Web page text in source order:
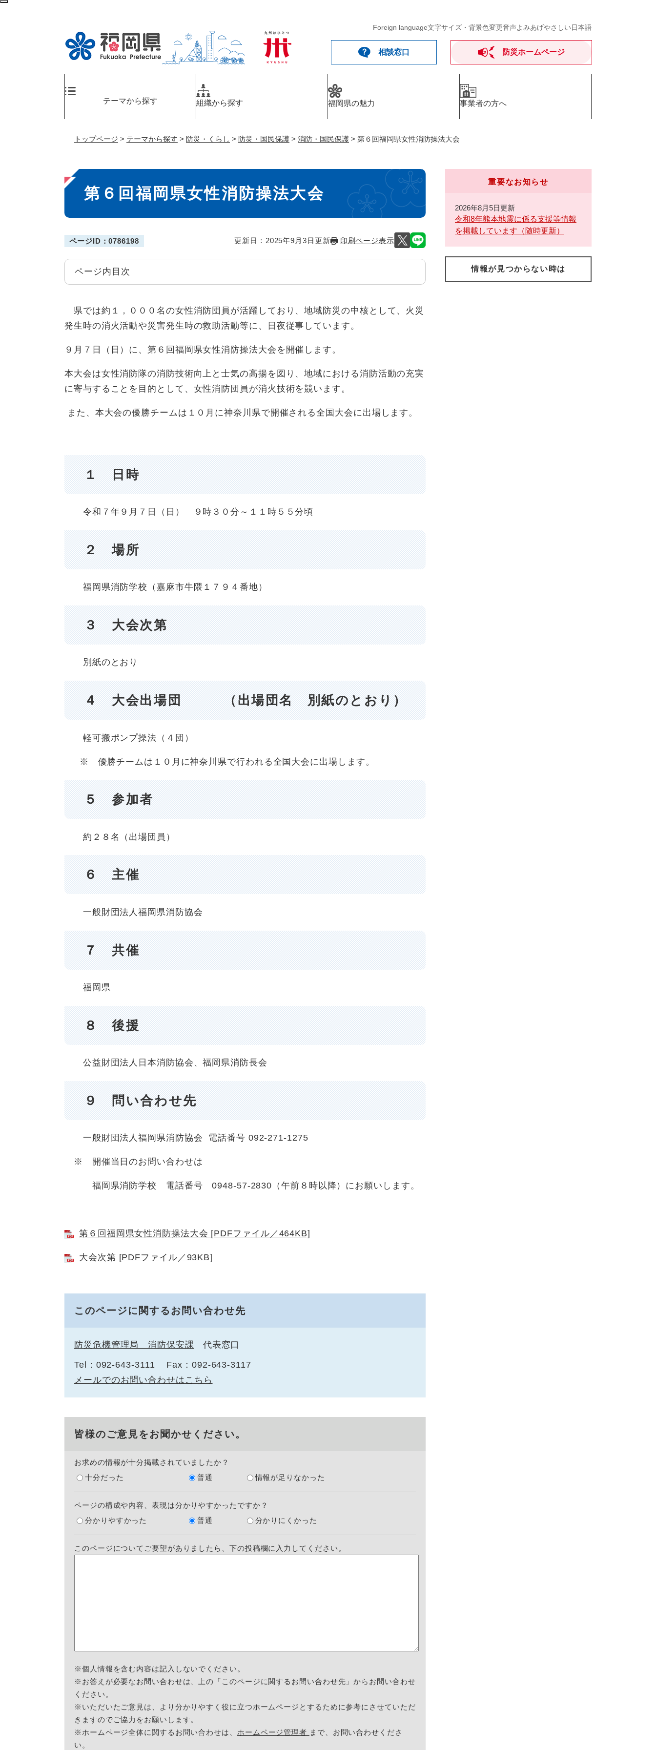
ペ
Foreign language文字サイズ・背景色変更音声よみあげやさしい日本語
相談窓口 防災ホームページ
テーマから探す 組織から探す 福岡県の魅力 事業者の方へ
トップページ > テーマから探す > 防災・くらし > 防災・国民保護 > 消防・国民保護 > 第６回福岡県女性消防操法大会
本
文
第６回福岡県女性消防操法大会
ページID：0786198 更新日：2025年9月3日更新 印刷ページ表示
ページ内目次
県では約１，０００名の女性消防団員が活躍しており、地域防災の中核として、火災
発生時の消火活動や災害発生時の救助活動等に、日夜従事しています。
９月７日（日）に、第６回福岡県女性消防操法大会を開催します。
本大会は女性消防隊の消防技術向上と士気の高揚を図り、地域における消防活動の充実
に寄与することを目的として、女性消防団員が消火技術を競います。
また、本大会の優勝チームは１０月に神奈川県で開催される全国大会に出場します。
１ 日時
令和７年９月７日（日） ９時３０分～１１時５５分頃
２ 場所
福岡県消防学校（嘉麻市牛隈１７９４番地）
３ 大会次第
別紙のとおり
４ 大会出場団 （出場団名 別紙のとおり）
軽可搬ポンプ操法（４団）
※ 優勝チームは１０月に神奈川県で行われる全国大会に出場します。
５ 参加者
約２８名（出場団員）
６ 主催
一般財団法人福岡県消防協会
７ 共催
福岡県
８ 後援
公益財団法人日本消防協会、福岡県消防長会
９ 問い合わせ先
一般財団法人福岡県消防協会 電話番号 092-271-1275
※ 開催当日のお問い合わせは
福岡県消防学校 電話番号 0948-57-2830（午前８時以降）にお願いします。
第６回福岡県女性消防操法大会 [PDFファイル／464KB]
大会次第 [PDFファイル／93KB]
このページに関するお問い合わせ先
防災危機管理局 消防保安課 代表窓口
Tel：092-643-3111
Fax：092-643-3117
メールでのお問い合わせはこちら
皆様のご意見をお聞かせください。
お求めの情報が十分掲載されていましたか？
十分だった
普通 情報が足りなかった
ページの構成や内容、表現は分かりやすかったですか？
分かりやすかった
普通 分かりにくかった
このページについてご要望がありましたら、下の投稿欄に入力してください。
※個人情報を含む内容は記入しないでください。
※お答えが必要なお問い合わせは、上の「このページに関するお問い合わせ先」からお問い合わせ
ください。
※いただいたご意見は、より分かりやすく役に立つホームページとするために参考にさせていただ
きますのでご協力をお願いします。
※ホームページ全体に関するお問い合わせは、 ホームページ管理者 まで、お問い合わせくださ
い。
重要なお知らせ
2026年8月5日更新
令和8年熊本地震に係る支援等情報
を掲載しています（随時更新）
情報が見つからない時は